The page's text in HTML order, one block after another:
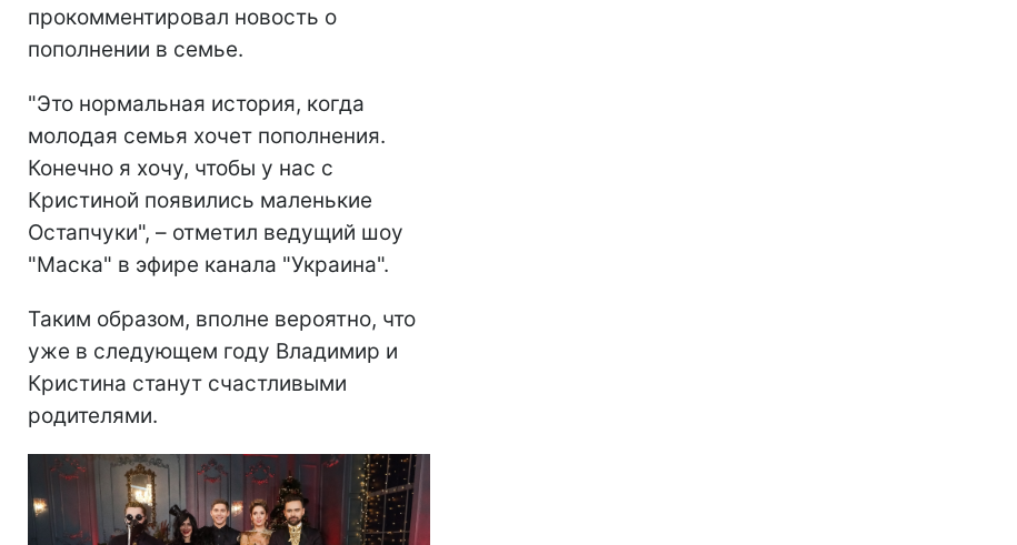
прокомментировал новость о
пополнении в семье.
"Это нормальная история, когда
молодая семья хочет пополнения.
Конечно я хочу, чтобы у нас с
Кристиной появились маленькие
Остапчуки", – отметил ведущий шоу
"Маска" в эфире канала "Украина".
Таким образом, вполне вероятно, что
уже в следующем году Владимир и
Кристина станут счастливыми
родителями.